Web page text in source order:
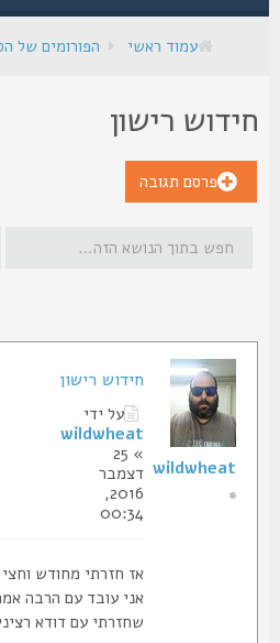
עמוד ראשי הפורומים של הסליק
רישון
פרסם תגובה
חידוש רישון
על ידי
wildwheat
דצמבר
2016,
00:34
אז חזרתי מחודש וחצי בים.
אני עובד עם הרבה
שחזרתי עם דודא רצינית
wildwheat